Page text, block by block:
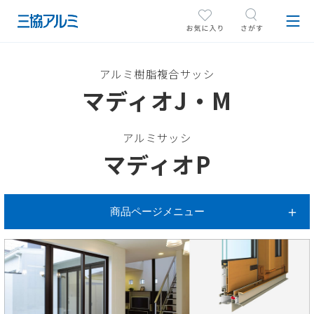
アルミ樹脂複合サッシ
マディオJ・M
アルミサッシ
マディオP
商品ページメニュー